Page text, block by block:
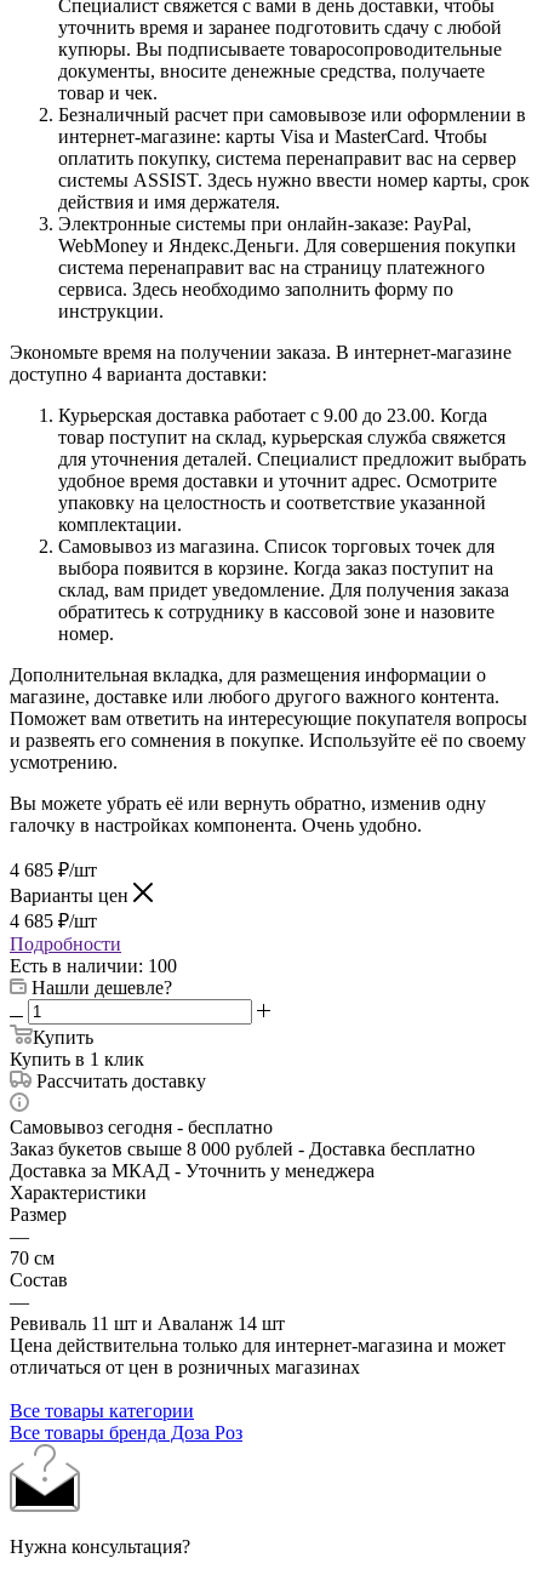
Специалист свяжется с вами в день доставки, чтобы
уточнить время и заранее подготовить сдачу с любой
купюры. Вы подписываете товаросопроводительные
документы, вносите денежные средства, получаете
товар и чек.
Безналичный расчет при самовывозе или оформлении в
интернет-магазине: карты Visa и MasterCard. Чтобы
оплатить покупку, система перенаправит вас на сервер
системы ASSIST. Здесь нужно ввести номер карты, срок
действия и имя держателя.
Электронные системы при онлайн-заказе: PayPal,
WebMoney и Яндекс.Деньги. Для совершения покупки
система перенаправит вас на страницу платежного
сервиса. Здесь необходимо заполнить форму по
инструкции.
Экономьте время на получении заказа. В интернет-магазине
доступно 4 варианта доставки:
Курьерская доставка работает с 9.00 до 23.00. Когда
товар поступит на склад, курьерская служба свяжется
для уточнения деталей. Специалист предложит выбрать
удобное время доставки и уточнит адрес. Осмотрите
упаковку на целостность и соответствие указанной
комплектации.
Самовывоз из магазина. Список торговых точек для
выбора появится в корзине. Когда заказ поступит на
склад, вам придет уведомление. Для получения заказа
обратитесь к сотруднику в кассовой зоне и назовите
номер.
Дополнительная вкладка, для размещения информации о
магазине, доставке или любого другого важного контента.
Поможет вам ответить на интересующие покупателя вопросы
и развеять его сомнения в покупке. Используйте её по своему
усмотрению.
Вы можете убрать её или вернуть обратно, изменив одну
галочку в настройках компонента. Очень удобно.
4 685 ₽/шт
Варианты цен
4 685 ₽/шт
Подробности
Есть в наличии: 100
Нашли дешевле?
Купить
Купить в 1 клик
Рассчитать доставку
Самовывоз сегодня - бесплатно
Заказ букетов свыше 8 000 рублей - Доставка бесплатно
Доставка за МКАД - Уточнить у менеджера
Характеристики
Размер
—
70 см
Состав
—
Ревиваль 11 шт и Аваланж 14 шт
Цена действительна только для интернет-магазина и может
отличаться от цен в розничных магазинах
Все товары категории
Все товары бренда Доза Роз
Нужна консультация?